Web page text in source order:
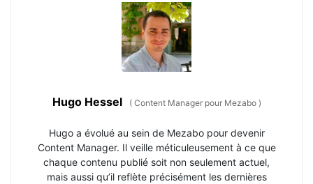
Hugo Hessel (Content Manager pour Mezabo )
Hugo a évolué au sein de Mezabo pour devenir
Content Manager. Il veille méticuleusement à ce que
chaque contenu publié soit non seulement actuel,
mais aussi qu’il reflète précisément les dernières